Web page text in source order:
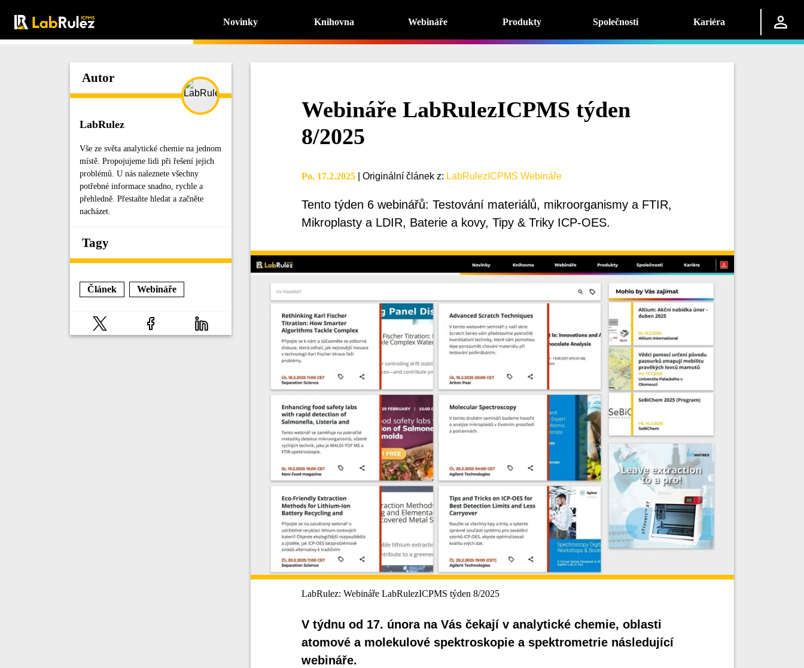
Novinky Knihovna Webináře Produkty Společnosti Kariéra
Autor
LabRulez
Vše ze světa analytické chemie na jednom
místě. Propojujeme lidi při řešení jejich
problémů. U nás naleznete všechny
potřebné informace snadno, rychle a
přehledně. Přestaňte hledat a začněte
nacházet.
Tagy
Článek Webináře
Webináře LabRulezICPMS týden
8/2025
Po, 17.2.2025 Originální článek z: LabRulezICPMS Webináře
Tento týden 6 webinářů: Testování materiálů, mikroorganismy a FTIR,
Mikroplasty a LDIR, Baterie a kovy, Tipy & Triky ICP-OES.
LabRulez: Webináře LabRulezICPMS týden 8/2025
V týdnu od 17. února na Vás čekají v analytické chemie, oblasti
atomové a molekulové spektroskopie a spektrometrie následující
webináře.